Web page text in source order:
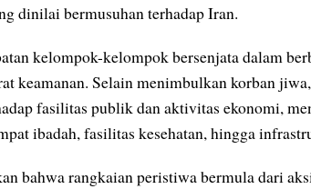
dinilai bermusuhan terhadap Iran.
kelompok-kelompok bersenjata dalam
keamanan. Selain menimbulkan korban
fasilitas publik dan aktivitas ekonomi,
ibadah, fasilitas kesehatan, hingga
bahwa rangkaian peristiwa bermula dari